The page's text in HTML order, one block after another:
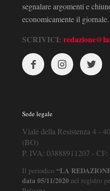
segnalare argomenti e
economicamente il giornale.
SCRIVICI:
Sede legale
Viale della Resistenza 4 -
(BO)
P. IVA: 03888911207 -
Il periodico “LA
data 05/11/2020 nel registro